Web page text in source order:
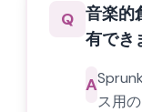
Q 音楽的
有でき
A
ス用